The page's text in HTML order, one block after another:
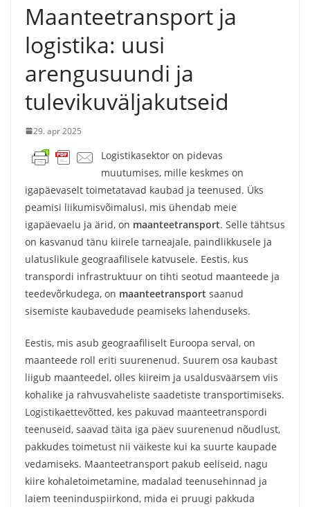
Maanteetransport ja
logistika: uusi
arengusuundi ja
tulevikuväljakutseid
29. apr 2025
Logistikasektor on pidevas
muutumises, mille keskmes on
igapäevaselt toimetatavad kaubad ja teenused. Üks
peamisi liikumisvõimalusi, mis ühendab meie
igapäevaelu ja ärid, on maanteetransport. Selle tähtsus
on kasvanud tänu kiirele tarneajale, paindlikkusele ja
ulatuslikule geograafilisele katvusele. Eestis, kus
transpordi infrastruktuur on tihti seotud maanteede ja
teedevõrkudega, on maanteetransport saanud
sisemiste kaubavedude peamiseks lahenduseks.
Eestis, mis asub geograafiliselt Euroopa serval, on
maanteede roll eriti suurenenud. Suurem osa kaubast
liigub maanteedel, olles kiireim ja usaldusväärsem viis
kohalike ja rahvusvaheliste saadetiste transportimiseks.
Logistikaettevõtted, kes pakuvad maanteetranspordi
teenuseid, saavad täita iga päev suurenenud nõudlust,
pakkudes toimetust nii väikeste kui ka suurte kaupade
vedamiseks. Maanteetransport pakub eeliseid, nagu
kiire kohaletoimetamine, madalad teenusehinnad ja
laiem teeninduspiirkond, mida ei pruugi pakkuda